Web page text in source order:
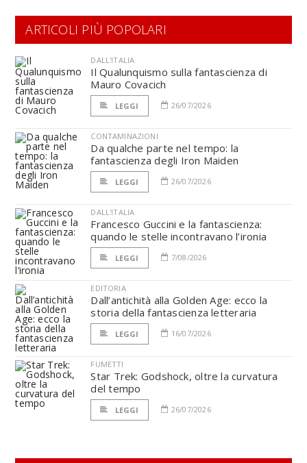
ARTICOLI PIÙ POPOLARI
DALL'ITALIA
Il Qualunquismo sulla fantascienza di
Mauro Covacich
LEGGI 26/07/2026
CONTAMINAZIONI
Da qualche parte nel tempo: la
fantascienza degli Iron Maiden
LEGGI 26/07/2026
DALL'ITALIA
Francesco Guccini e la fantascienza:
quando le stelle incontravano l’ironia
LEGGI 7/08/2026
EDITORIA
Dall’antichità alla Golden Age: ecco la
storia della fantascienza letteraria
LEGGI 16/07/2026
FUMETTI
Star Trek: Godshock, oltre la curvatura
del tempo
LEGGI 26/07/2026